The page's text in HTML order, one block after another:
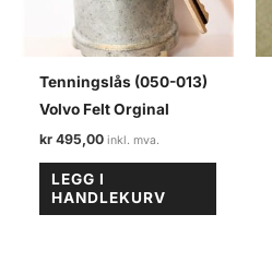
Tenningslås (050-013)
Volvo Felt Orginal
kr 495,00
LEGG I
HANDLEKURV